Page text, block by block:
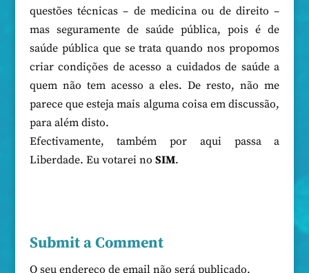
questões técnicas – de medicina ou de direito –
mas seguramente de saúde pública, pois é de
saúde pública que se trata quando nos propomos
criar condições de acesso a cuidados de saúde a
quem não tem acesso a eles. De resto, não me
parece que esteja mais alguma coisa em discussão,
para além disto.
Efectivamente, também por aqui passa a
Liberdade. Eu votarei no SIM.
Submit a Comment
O seu endereço de email não será publicado.